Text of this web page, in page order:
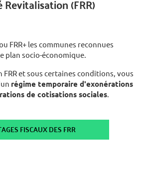
(FRR)
FRR+ les communes reconnues
plan socio-économique.
FRR et sous certaines conditions, vous
régime temporaire d'exonérations
de cotisations sociales.
FISCAUX DES FRR